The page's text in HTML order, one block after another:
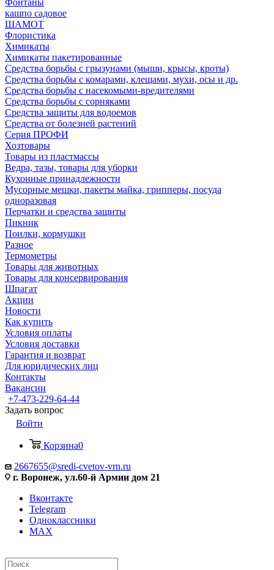
Фонтаны
кашпо садовое
ШАМОТ
Флористика
Химикаты
Химикаты пакетированные
Средства борьбы с грызунами (мыши, крысы, кроты)
Средства борьбы с комарами, клещами, мухи, осы и др.
Средства борьбы с насекомыми-вредителями
Средства борьбы с сорняками
Средства защиты для водоемов
Средства от болезней растений
Серия ПРОФИ
Хозтовары
Товары из пластмассы
Ведра, тазы, товары для уборки
Кухонные принадлежности
Мусорные мешки, пакеты майка, грипперы, посуда
одноразовая
Перчатки и средства защиты
Пикник
Поилки, кормушки
Разное
Термометры
Товары для животных
Товары для консервирования
Шпагат
Акции
Новости
Как купить
Условия оплаты
Условия доставки
Гарантия и возврат
Для юридических лиц
Контакты
Вакансии
+7-473-229-64-44
Задать вопрос
Войти
Корзина0
2667655@sredi-cvetov-vrn.ru
г. Воронеж, ул.60-й Армии дом 21
Вконтакте
Telegram
Одноклассники
MAX